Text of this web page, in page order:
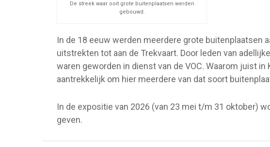
De streek waar ooit grote buitenplaatsen werden
gebouwd.
In de 18 eeuw werden meerdere grote buitenplaatsen
uitstrekten tot aan de Trekvaart. Door leden van
waren geworden in dienst van de VOC. Waarom juist
aantrekkelijk om hier meerdere van dat soort
In de expositie van 2026 (van 23 mei t/m 31 oktober)
geven.